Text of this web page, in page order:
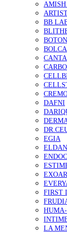
AMISH
BB
BOLCA
DAFNI
EGIA
FIRST
LA